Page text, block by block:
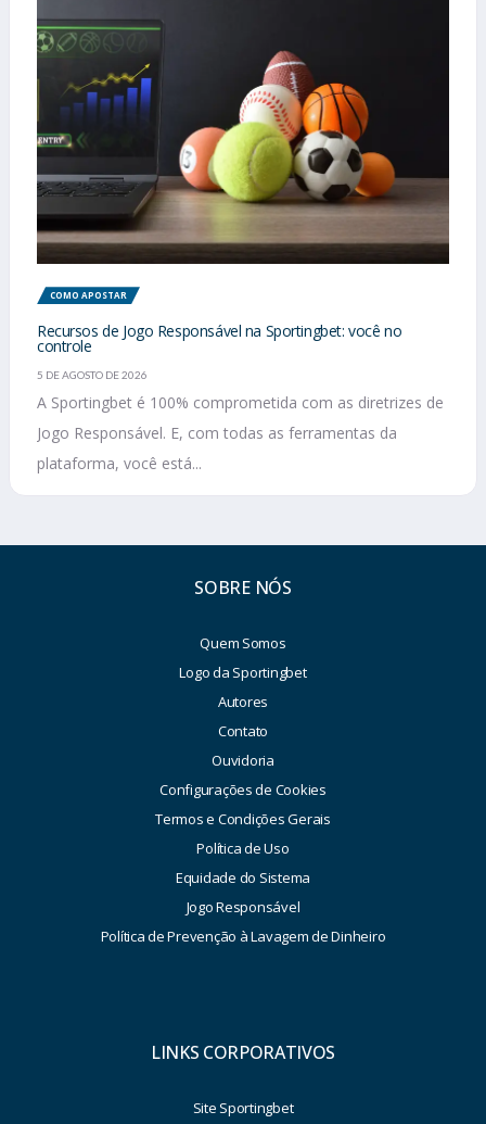
COMO APOSTAR
Recursos de Jogo Responsável na Sportingbet: você no
controle
5 DE AGOSTO DE 2026
A Sportingbet é 100% comprometida com as diretrizes de
Jogo Responsável. E, com todas as ferramentas da
plataforma, você está...
SOBRE NÓS
Quem Somos
Logo da Sportingbet
Autores
Contato
Ouvidoria
Configurações de Cookies
Termos e Condições Gerais
Política de Uso
Equidade do Sistema
Jogo Responsável
Política de Prevenção à Lavagem de Dinheiro
LINKS CORPORATIVOS
Site Sportingbet